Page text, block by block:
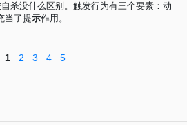
杀没什么区别。触发行为有三个要素：动
当了提示作用。
1 2 3 4 5